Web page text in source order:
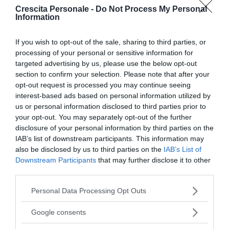
Crescita Personale - Do Not Process My Personal
Information
If you wish to opt-out of the sale, sharing to third parties, or
processing of your personal or sensitive information for
targeted advertising by us, please use the below opt-out
section to confirm your selection. Please note that after your
opt-out request is processed you may continue seeing
interest-based ads based on personal information utilized by
us or personal information disclosed to third parties prior to
your opt-out. You may separately opt-out of the further
disclosure of your personal information by third parties on the
IAB’s list of downstream participants. This information may
also be disclosed by us to third parties on the IAB’s List of
Downstream Participants that may further disclose it to other
Please note that this website/app uses one or more Google
not limited to your visit or usage behaviour. You may click to
Personal Data Processing Opt Outs
Google consents
libertà è partecipazione”
Guarda il video di Amnesty International